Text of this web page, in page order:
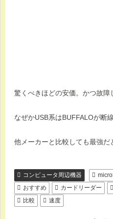
驚くべきほどの安価。かつ故障
なぜかUSB系はBUFFALOが断
他メーカーと比較しても最強だ
コンピュータ周辺機器
おすすめ
カードリーダー
比較
速度